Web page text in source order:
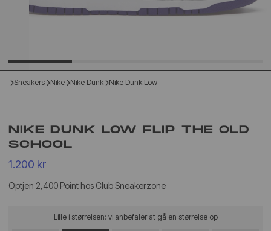
Sneakers Nike Nike Dunk Nike Dunk Low
NIKE DUNK LOW FLIP THE OLD
SCHOOL
1.200 kr
Optjen 2,400 Point hos Club Sneakerzone
Lille i størrelsen: vi anbefaler at gå en størrelse op